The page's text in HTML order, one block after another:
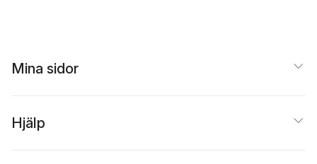
Mina sidor
Hjälp